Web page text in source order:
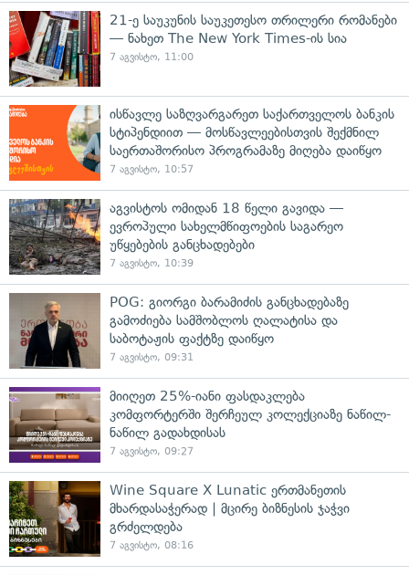
21-ე საუკუნის საუკეთესო თრილერი რომანები
— ნახეთ The New York Times-ის სია
7 აგვისტო, 11:00
ისწავლე საზღვარგარეთ საქართველოს ბანკის
სტიპენდიით — მოსწავლეებისთვის შექმნილ
საერთაშორისო პროგრამაზე მიღება დაიწყო
7 აგვისტო, 10:57
აგვისტოს ომიდან 18 წელი გავიდა —
ევროპული სახელმწიფოების საგარეო
უწყებების განცხადებები
7 აგვისტო, 10:39
POG: გიორგი ბარამიძის განცხადებაზე
გამოძიება სამშობლოს ღალატისა და
საბოტაჟის ფაქტზე დაიწყო
7 აგვისტო, 09:31
მიიღეთ 25%-იანი ფასდაკლება
კომფორტერში შერჩეულ კოლექციაზე ნაწილ-
ნაწილ გადახდისას
7 აგვისტო, 09:27
Wine Square X Lunatic ერთმანეთის
მხარდასაჭერად | მცირე ბიზნესის ჯაჭვი
გრძელდება
7 აგვისტო, 08:16